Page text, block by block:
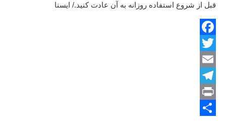
قبل از شروع استفاده روزانه به آن عادت کنید./ ایسنا
Facebook
Twitter
Email
Telegram
Print